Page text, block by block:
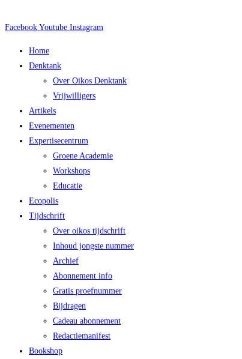
Facebook Youtube Instagram
Main
Menu
Home
Denktank
Over Oikos Denktank
Vrijwilligers
Artikels
Evenementen
Expertisecentrum
Groene Academie
Workshops
Educatie
Ecopolis
Tijdschrift
Over oikos tijdschrift
Inhoud jongste nummer
Archief
Abonnement info
Gratis proefnummer
Bijdragen
Cadeau abonnement
Redactiemanifest
Bookshop